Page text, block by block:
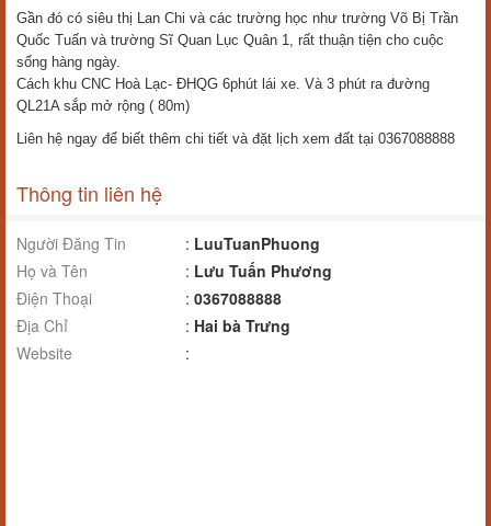
Gần đó có siêu thị Lan Chi và các trường học như trường Võ Bị Trần
Quốc Tuấn và trường Sĩ Quan Lục Quân 1, rất thuận tiện cho cuộc
sống hàng ngày.
Cách khu CNC Hoà Lạc- ĐHQG 6phút lái xe. Và 3 phút ra đường
QL21A sắp mở rộng ( 80m)
Liên hệ ngay để biết thêm chi tiết và đặt lịch xem đất tại 0367088888
Thông tin liên hệ
Người Đăng Tin : LuuTuanPhuong
Họ và Tên
: Lưu Tuấn Phương
Điện Thoại
: 0367088888
Địa Chỉ
: Hai bà Trưng
Website
: